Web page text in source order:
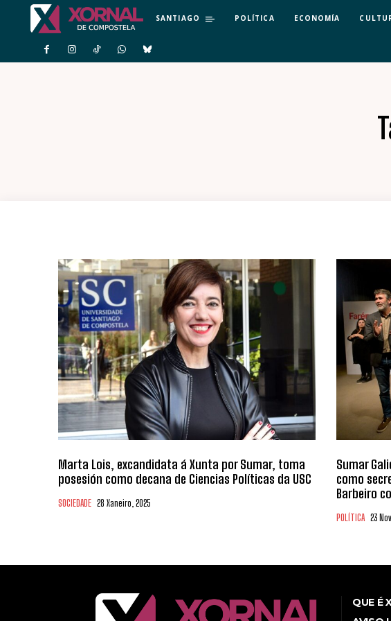
SANTIAGO POLÍTICA ECONOMÍA
Marta Lois, excandidata á Xunta por Sumar, toma
posesión como decana de Ciencias Políticas da USC
SOCIEDADE 28 Xaneiro, 2025
Sumar
como
Barbeiro
POLÍTICA 23
QUE É